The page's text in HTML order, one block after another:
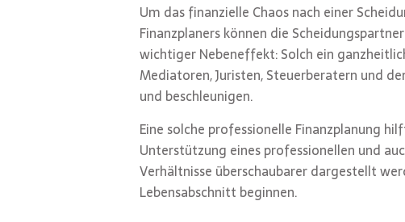
Um das finanzielle Chaos nach einer
Finanzplaners können die
wichtiger Nebeneffekt: Solch ein
Mediatoren, Juristen, Steuerberatern und
und beschleunigen.
Eine solche professionelle Finanzplanung
Unterstützung eines professionellen und
Verhältnisse überschaubarer dargestellt
Lebensabschnitt beginnen.